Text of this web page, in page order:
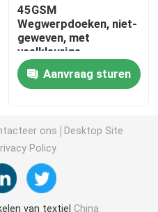
veegt af
gebruik
45GSM
Wegwerpdoeken, niet-
geweven, met
veelkleurige
chemische bindingen
Aanvraag sturen
ons
Desktop Site
Policy
van textiel China